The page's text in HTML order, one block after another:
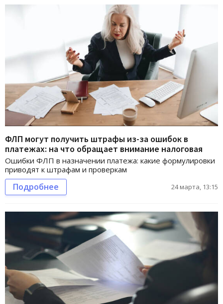
ФЛП могут получить штрафы из-за ошибок в
платежах: на что обращает внимание налоговая
Ошибки ФЛП в назначении платежа: какие формулировки
приводят к штрафам и проверкам
Подробнее 24 марта, 13:15